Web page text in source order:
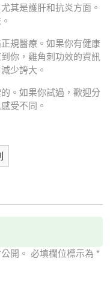
其是護肝和抗炎方面。
規醫療。如果你有健康
你，雞角刺功效的資訊
少誇大。
。如果你試過，歡迎分
受不同。
開。 必填欄位標示為 *